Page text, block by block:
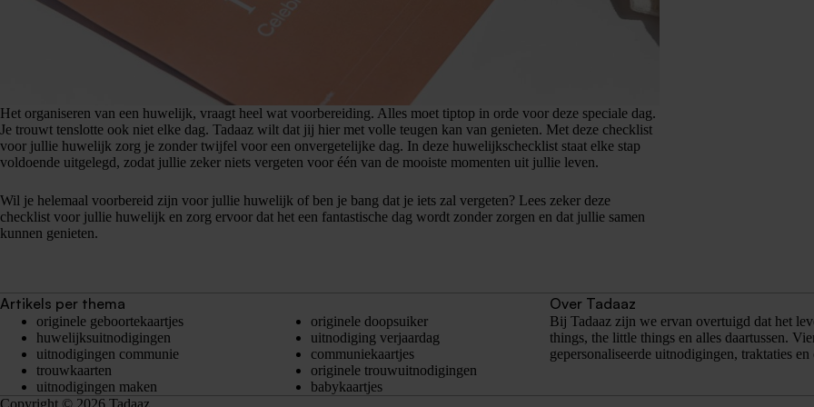
Het organiseren van een huwelijk, vraagt heel wat voorbereiding. Alles moet tiptop in orde voor deze speciale dag.
Je trouwt tenslotte ook niet elke dag. Tadaaz wilt dat jij hier met volle teugen kan van genieten. Met deze checklist
voor jullie huwelijk zorg je zonder twijfel voor een onvergetelijke dag. In deze huwelijkschecklist staat elke stap
voldoende uitgelegd, zodat jullie zeker niets vergeten voor één van de mooiste momenten uit jullie leven.
Wil je helemaal voorbereid zijn voor jullie huwelijk of ben je bang dat je iets zal vergeten? Lees zeker deze
checklist voor jullie huwelijk en zorg ervoor dat het een fantastische dag wordt zonder zorgen en dat jullie samen
kunnen genieten.
Artikels per thema
originele geboortekaartjes
huwelijksuitnodigingen
uitnodigingen communie
trouwkaarten
uitnodigingen maken
originele doopsuiker
uitnodiging verjaardag
communiekaartjes
originele trouwuitnodigingen
babykaartjes
Over Tadaaz
Bij Tadaaz zijn we ervan overtuigd dat het
things, the little things en alles daartussen.
gepersonaliseerde uitnodigingen, traktaties en
Copyright © 2026 Tadaaz